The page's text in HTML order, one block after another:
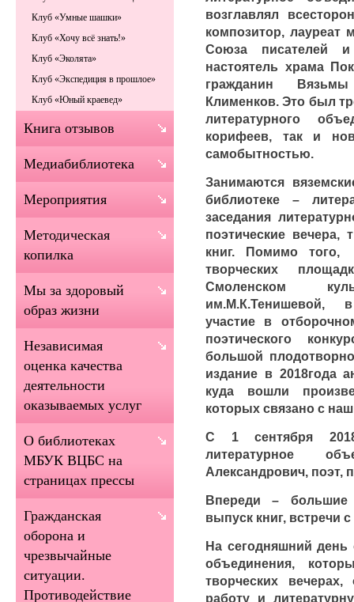
возглавлял
композитор, лауреат
Союза писателей
настоятель храма
гражданин
Клименков. Это был
литературного
корифеев, так и
самобытностью.
Занимаются
библиотеке –
заседания
поэтические вечера,
книг. Помимо
творческих
Смоленском
им.М.К.Тенишевой,
участие в
поэтического
большой
издание в 2018года
куда вошли
которых связано с
С 1 сентября
литературное
Александрович, поэт,
Впереди – большие
выпуск книг, встречи
На сегодняшний день
объединения,
творческих
работу и
Клуб «Умные шашки»
Клуб «Хочу всё знать!»
Клуб «Эколята»
Клуб «Экспедиция в прошлое»
Клуб «Юный краевед»
Книга отзывов
Медиабиблиотека
Мероприятия
Методическая
копилка
Мы за здоровый
образ жизни
Независимая
оценка качества
деятельности
оказываемых услуг
О библиотеках
МБУК ВЦБС на
страницах прессы
Гражданская
оборона и
чрезвычайные
ситуации.
Противодействие